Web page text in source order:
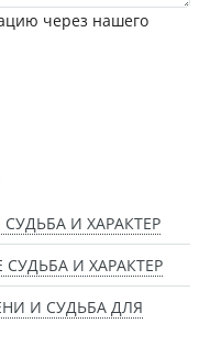
через нашего
И ХАРАКТЕР
И ХАРАКТЕР
И СУДЬБА ДЛЯ